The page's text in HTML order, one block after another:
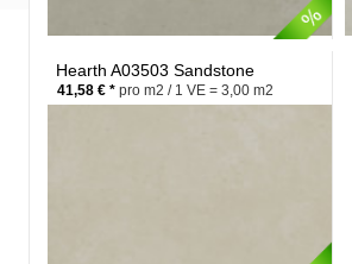
Hearth A03503 Sandstone
41,58 € * pro m2 / 1 VE = 3,00 m2